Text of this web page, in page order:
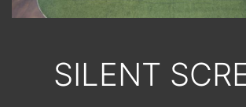
SILENT